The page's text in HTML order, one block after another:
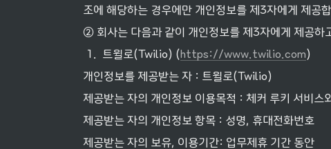
조에 해당하는 경우에만 개인정보를 제3자에게 제공
② 회사는 다음과 같이 개인정보를 제3자에게 제공하
1
트윌로(Twilio) ( https://www.twilio.com)
개인정보를 제공받는 자 : 트윌로(Twilio)
제공받는 자의 개인정보 이용목적 : 체커 루키 서비
제공받는 자의 개인정보 항목 : 성명, 휴대전화번호
제공받는 자의 보유, 이용기간: 업무제휴 기간 동안